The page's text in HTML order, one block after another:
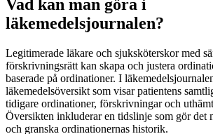
Vad kan man göra i
läkemedelsjournalen?
Legitimerade läkare och sjuksköterskor med
förskrivningsrätt kan skapa och justera
baserade på ordinationer. I
läkemedelsöversikt som visar patientens
tidigare ordinationer, förskrivningar och
Översikten inkluderar en tidslinje som gör det
och granska ordinationernas historik.